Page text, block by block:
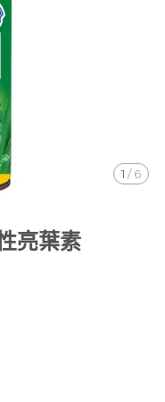
1 / 6
亮葉素